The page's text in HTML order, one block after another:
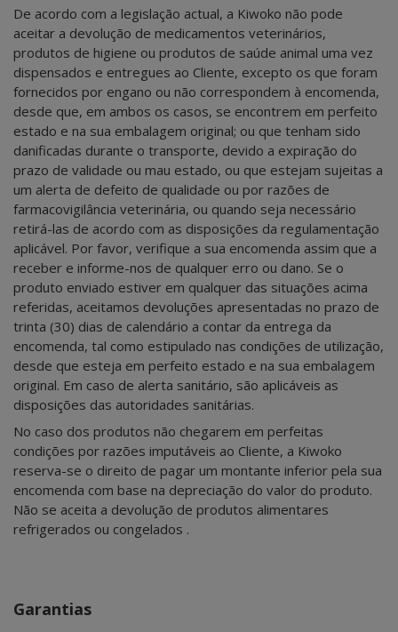
De acordo com a legislação actual, a Kiwoko não pode
aceitar a devolução de medicamentos veterinários,
produtos de higiene ou produtos de saúde animal uma vez
dispensados e entregues ao Cliente, excepto os que foram
fornecidos por engano ou não correspondem à encomenda,
desde que, em ambos os casos, se encontrem em perfeito
estado e na sua embalagem original; ou que tenham sido
danificadas durante o transporte, devido a expiração do
prazo de validade ou mau estado, ou que estejam sujeitas a
um alerta de defeito de qualidade ou por razões de
farmacovigilância veterinária, ou quando seja necessário
retirá-las de acordo com as disposições da regulamentação
aplicável. Por favor, verifique a sua encomenda assim que a
receber e informe-nos de qualquer erro ou dano. Se o
produto enviado estiver em qualquer das situações acima
referidas, aceitamos devoluções apresentadas no prazo de
trinta (30) dias de calendário a contar da entrega da
encomenda, tal como estipulado nas condições de utilização,
desde que esteja em perfeito estado e na sua embalagem
original. Em caso de alerta sanitário, são aplicáveis as
disposições das autoridades sanitárias.
No caso dos produtos não chegarem em perfeitas
condições por razões imputáveis ao Cliente, a Kiwoko
reserva-se o direito de pagar um montante inferior pela sua
encomenda com base na depreciação do valor do produto.
Não se aceita a devolução de produtos alimentares
refrigerados ou congelados .
Garantias